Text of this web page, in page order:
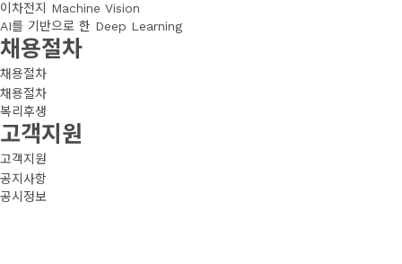
이차전지 Machine Vision
AI를 기반으로 한 Deep Learning
채용절차
채용절차
채용절차
복리후생
고객지원
고객지원
공지사항
공시정보